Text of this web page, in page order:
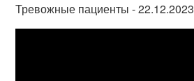
Тревожные пациенты - 22.12.2023